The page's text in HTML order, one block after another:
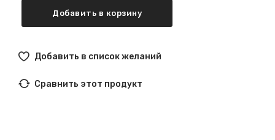
Добавить в корзину
Добавить в список желаний
Сравнить этот продукт